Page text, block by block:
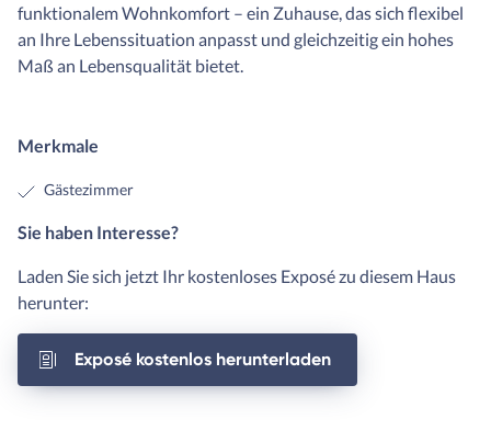
funktionalem Wohnkomfort – ein Zuhause, das sich flexibel
an Ihre Lebenssituation anpasst und gleichzeitig ein hohes
Maß an Lebensqualität bietet.
Merkmale
Gästezimmer
Sie haben Interesse?
Laden Sie sich jetzt Ihr kostenloses Exposé zu diesem Haus
herunter:
Exposé kostenlos herunterladen